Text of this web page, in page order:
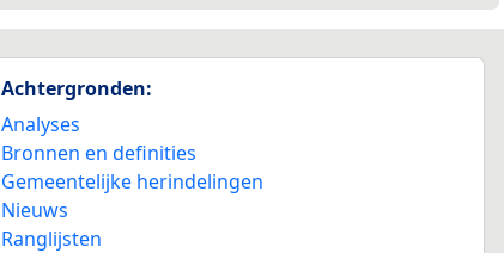
Achtergronden:
Analyses
Bronnen en definities
Gemeentelijke herindelingen
Nieuws
Ranglijsten